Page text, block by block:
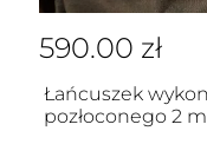
590.00 zł
Łańcuszek
pozłoconego 2